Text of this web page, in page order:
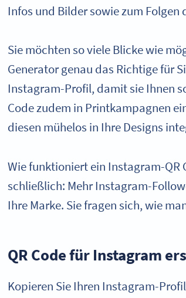
Infos und Bilder sowie zum Folgen
Sie möchten so viele Blicke wie
Generator genau das Richtige für
Instagram-Profil, damit sie Ihnen
Code zudem in Printkampagnen
diesen mühelos in Ihre Designs
Wie funktioniert ein Instagram-QR
schließlich: Mehr Instagram-
Ihre Marke. Sie fragen sich, wie
QR Code für Instagram
Kopieren Sie Ihren Instagram-